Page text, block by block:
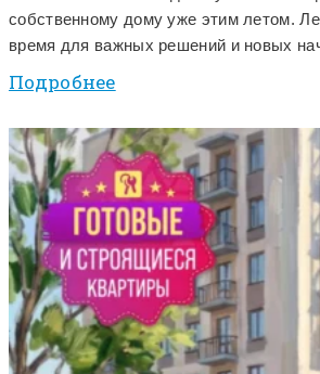
собственному дому уже этим летом.
время для важных решений и новых
Подробнее